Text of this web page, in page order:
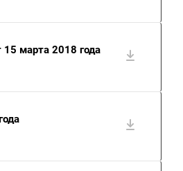
15 марта 2018 года